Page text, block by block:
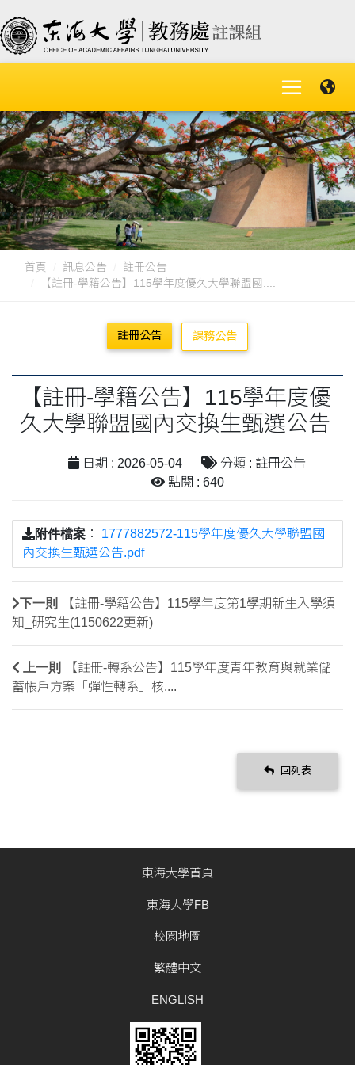
首頁 訊息公告
註冊公告
【註冊-學籍公告】115學年度優久大學聯盟國....
註冊公告 課務公告
【註冊-學籍公告】115學年度優
久大學聯盟國內交換生甄選公告
日期 : 2026-05-04
分類 : 註冊公告
點閱 : 640
附件檔案 ： 1777882572-115學年度優久大學聯盟國
內交換生甄選公告.pdf
下一則
【註冊-學籍公告】115學年度第1學期新生入學須
知_研究生(1150622更新)
上一則
【註冊-轉系公告】115學年度青年教育與就業儲
蓄帳戶方案「彈性轉系」核....
回列表
東海大學首頁
東海大學FB
校園地圖
繁體中文
ENGLISH